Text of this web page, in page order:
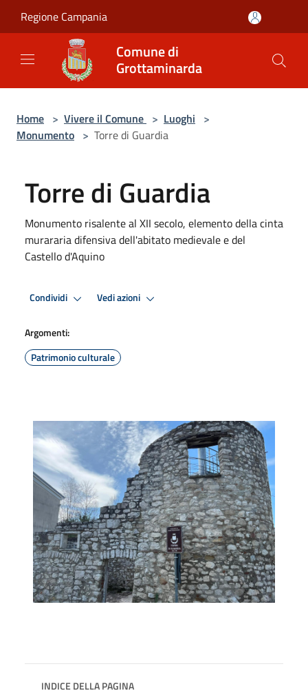
Regione Campania
Comune di
Grottaminarda
Home > Vivere il Comune > Luoghi >
Monumento > Torre di Guardia
Torre di Guardia
Monumento risalente al XII secolo, elemento della cinta
murararia difensiva dell'abitato medievale e del
Castello d'Aquino
Condividi Vedi azioni
Argomenti:
Patrimonio culturale
INDICE DELLA PAGINA